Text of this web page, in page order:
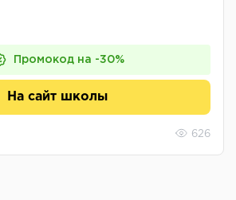
Промокод на -30%
На сайт школы
626